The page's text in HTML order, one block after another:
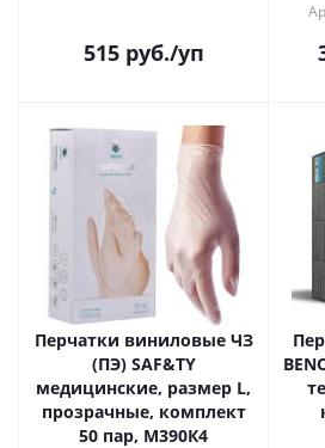
515руб./уп
Перчатки виниловые ЧЗ
(ПЭ) SАF&TY
медицинские, размер L,
прозрачные, комплект
50 пар, М390К4